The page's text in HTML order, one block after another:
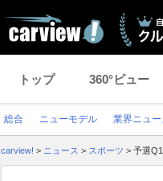
トップ 360°ビュー
総合 ニューモデル 業界ニュー
carview! > ニュース > スポーツ > 予選